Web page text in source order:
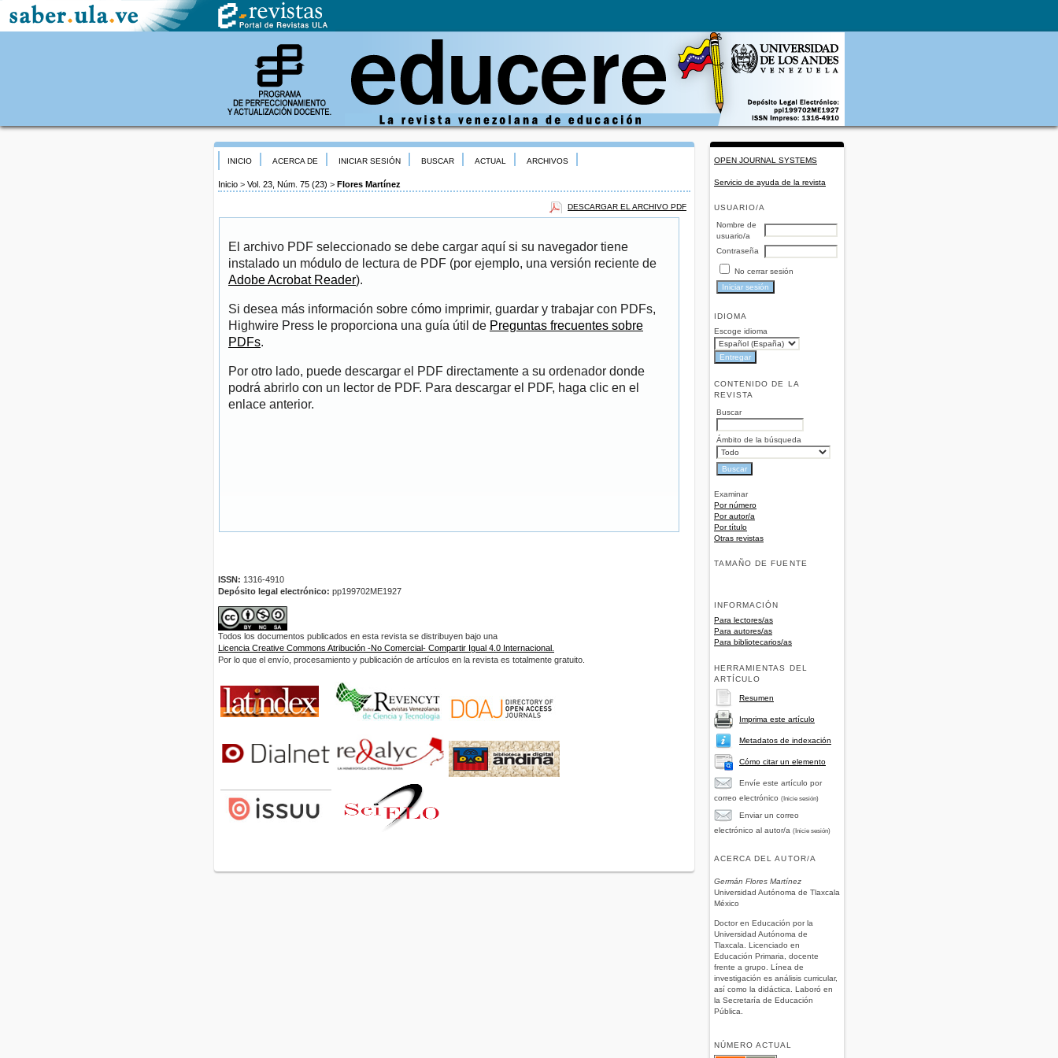
OPEN JOURNAL SYSTEMS
Servicio de ayuda de la revista
USUARIO/A
Nombre de
usuario/a
Contraseña
No cerrar sesión
IDIOMA
Escoge idioma
CONTENIDO DE LA
REVISTA
Buscar
Ámbito de la búsqueda
Examinar
Por número
Por autor/a
Por título
Otras revistas
TAMAÑO DE FUENTE
INFORMACIÓN
Para lectores/as
Para autores/as
Para bibliotecarios/as
HERRAMIENTAS DEL
ARTÍCULO
Resumen
Imprima este artículo
Metadatos de indexación
Cómo citar un elemento
Envíe este artículo por
correo electrónico (Inicie sesión)
Enviar un correo
electrónico al autor/a (Inicie sesión)
ACERCA DEL AUTOR/A
Germán Flores Martínez
Universidad Autónoma de Tlaxcala
México
Doctor en Educación por la
Universidad Autónoma de
Tlaxcala. Licenciado en
Educación Primaria, docente
frente a grupo. Línea de
investigación es análisis curricular,
así como la didáctica. Laboró en
la Secretaría de Educación
Pública.
NÚMERO ACTUAL
INICIO ACERCA DE INICIAR SESIÓN BUSCAR ACTUAL ARCHIVOS
Inicio > Vol. 23, Núm. 75 (23) > Flores Martínez
DESCARGAR EL ARCHIVO PDF
El archivo PDF seleccionado se debe cargar aquí si su navegador tiene
instalado un módulo de lectura de PDF (por ejemplo, una versión reciente de
Adobe Acrobat Reader).
Si desea más información sobre cómo imprimir, guardar y trabajar con PDFs,
Highwire Press le proporciona una guía útil de Preguntas frecuentes sobre
PDFs.
Por otro lado, puede descargar el PDF directamente a su ordenador donde
podrá abrirlo con un lector de PDF. Para descargar el PDF, haga clic en el
enlace anterior.
ISSN: 1316-4910
Depósito legal electrónico: pp199702ME1927
Todos los documentos publicados en esta revista se distribuyen bajo una
Licencia Creative Commons Atribución -No Comercial- Compartir Igual 4.0 Internacional.
Por lo que el envío, procesamiento y publicación de artículos en la revista es totalmente gratuito.